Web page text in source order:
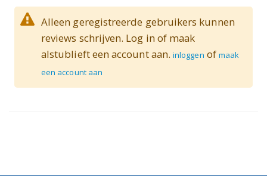
Alleen geregistreerde gebruikers kunnen
reviews schrijven. Log in of maak
alstublieft een account aan.inloggen of maak
een account aan